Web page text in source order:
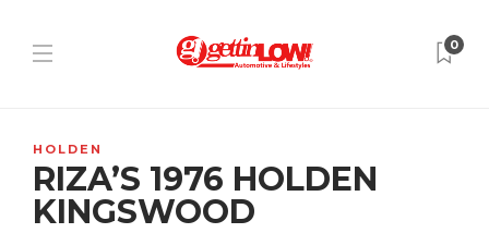
0
HOLDEN
RIZA’S 1976 HOLDEN
KINGSWOOD